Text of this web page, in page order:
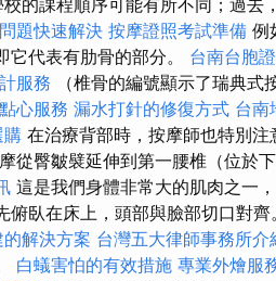
題快速解決 按摩證照考試準備 例
代表有肋骨的部分。 台南台胞
服務 （椎骨的編號顯示了瑞典式
心服務 漏水打針的修復方式 台南
購 在治療背部時，按摩師也特別注
從臀皺襞延伸到第一腰椎（位於
這是我們身體非常大的肌肉之一
臥在床上，頭部與臉部切口對齊
解決方案 台灣五大律師事務所介
白蟻害怕的有效措施 專業外燴服